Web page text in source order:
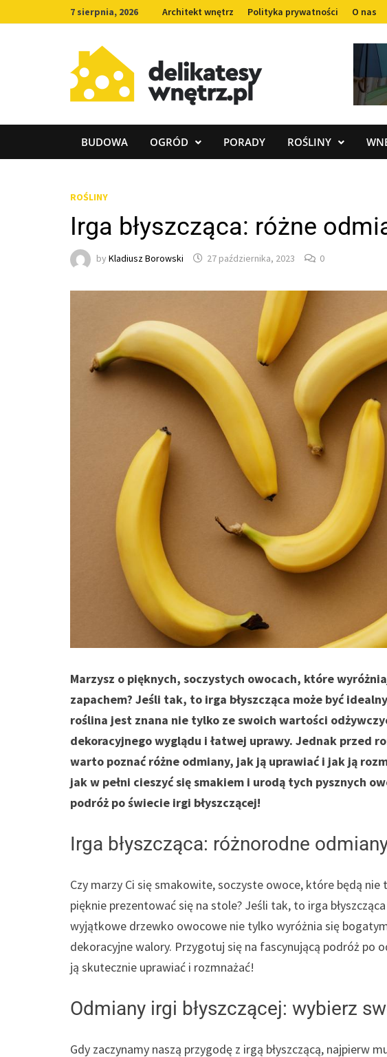
to
7 sierpnia, 2026 Architekt wnętrz Polityka prywatności O nas
BUDOWA OGRÓD PORADY ROŚLINY
ROŚLINY
Irga błyszcząca: różne
by Kladiusz Borowski 27 października, 2023 0
Marzysz o pięknych, soczystych owocach, które
zapachem? Jeśli tak, to irga błyszcząca może być
roślina jest znana nie tylko ze swoich wartości
dekoracyjnego wyglądu i łatwej uprawy. Jednak przed
warto poznać różne odmiany, jak ją uprawiać i jak ją
jak w pełni cieszyć się smakiem i urodą tych pysznych
podróż po świecie irgi błyszczącej!
Irga błyszcząca: różnorodne
Czy marzy Ci się smakowite, soczyste owoce, które będą
pięknie prezentować się na stole? Jeśli tak, to irga
wyjątkowe drzewko owocowe nie tylko wyróżnia się
dekoracyjne walory. Przygotuj się na fascynującą podróż po
ją skutecznie uprawiać i rozmnażać!
Odmiany irgi błyszczącej: wybierz
Gdy zaczynamy naszą przygodę z irgą błyszczącą, najpierw